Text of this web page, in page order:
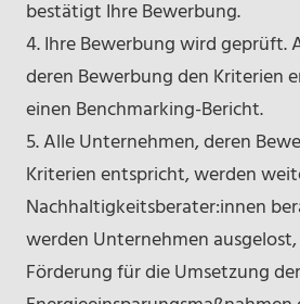
bestätigt Ihre Bewerbung.
4. Ihre Bewerbung wird geprüft.
deren Bewerbung den Kriterien
einen Benchmarking-Bericht.
5. Alle Unternehmen, deren
Kriterien entspricht, werden
Nachhaltigkeitsberater:innen
werden Unternehmen ausgelost,
Förderung für die Umsetzung der